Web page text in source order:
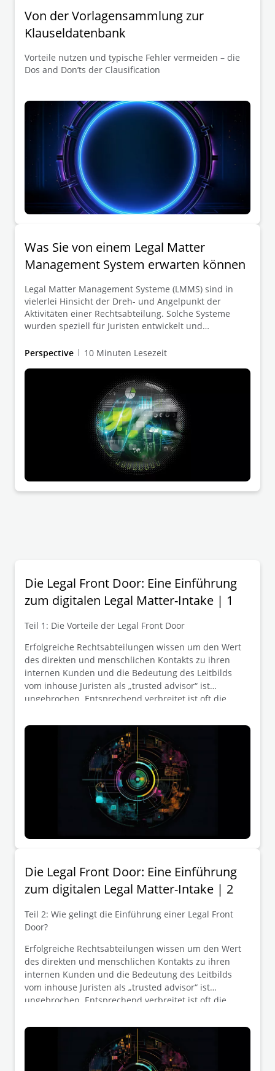
Von der Vorlagensammlung zur
Klauseldatenbank
Vorteile nutzen und typische Fehler vermeiden – die
Dos and Don’ts der Clausification
Was Sie von einem Legal Matter
Management System erwarten können
Legal Matter Management Systeme (LMMS) sind in
vielerlei Hinsicht der Dreh- und Angelpunkt der
Aktivitäten einer Rechtsabteilung. Solche Systeme
wurden speziell für Juristen entwickelt und
Facetten der täglichen Arbeit eines Syndikusanwalts
wird untersucht, welche Funktionen von einem
modernen LMMS erwartet werden können, und es
werden weitere Aspekte benannt, die bei der Auswahl
eines neuen LMMS beachtet werden sollten.
Perspective 10 Minuten Lesezeit
Die Legal Front Door: Eine Einführung
zum digitalen Legal Matter-Intake | 1
Teil 1: Die Vorteile der Legal Front Door
Erfolgreiche Rechtsabteilungen wissen um den Wert
des direkten und menschlichen Kontakts zu ihren
internen Kunden und die Bedeutung des Leitbilds
vom inhouse Juristen als „trusted advisor“ ist
ungebrochen. Entsprechend verbreitet ist oft die
Portalseiten und Ticketsysteme zu kanalisieren. In
Unternehmensbereichen wie IT oder HR werden
Ticketsysteme schon lange zur Steigerung von
Prozesseffizienz und -transparenz eingesetzt – kommt
jetzt auch das „Legal-Ticket“?
Die Legal Front Door: Eine Einführung
zum digitalen Legal Matter-Intake | 2
Teil 2: Wie gelingt die Einführung einer Legal Front
Door?
Erfolgreiche Rechtsabteilungen wissen um den Wert
des direkten und menschlichen Kontakts zu ihren
internen Kunden und die Bedeutung des Leitbilds
vom inhouse Juristen als „trusted advisor“ ist
ungebrochen. Entsprechend verbreitet ist oft die
Portalseiten und Ticketsysteme zu kanalisieren. In
Unternehmensbereichen wie IT oder HR werden
Ticketsysteme schon lange zur Steigerung von
Prozesseffizienz und -transparenz eingesetzt – kommt